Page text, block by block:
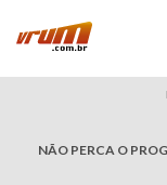
NÃO PERCA O